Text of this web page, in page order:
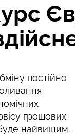
постійно
грошових
найвищим.